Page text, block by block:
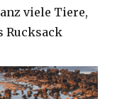
viele Tiere,
Rucksack